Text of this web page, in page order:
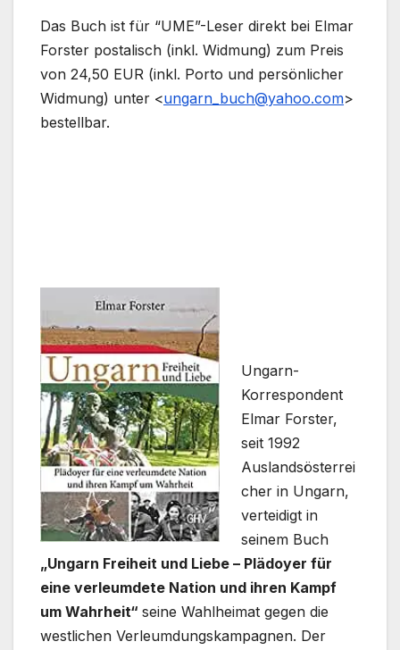
Das Buch ist für “UME”-Leser direkt bei Elmar
Forster postalisch (inkl. Widmung) zum Preis
von 24,50 EUR (inkl. Porto und persönlicher
Widmung) unter <ungarn_buch@yahoo.com>
bestellbar.
Ungarn-
Korrespondent
Elmar Forster,
seit 1992
Auslandsösterrei
cher in Ungarn,
verteidigt in
seinem Buch
„Ungarn Freiheit und Liebe – Plädoyer für
eine verleumdete Nation und ihren Kampf
um Wahrheit“ seine Wahlheimat gegen die
westlichen Verleumdungskampagnen. Der